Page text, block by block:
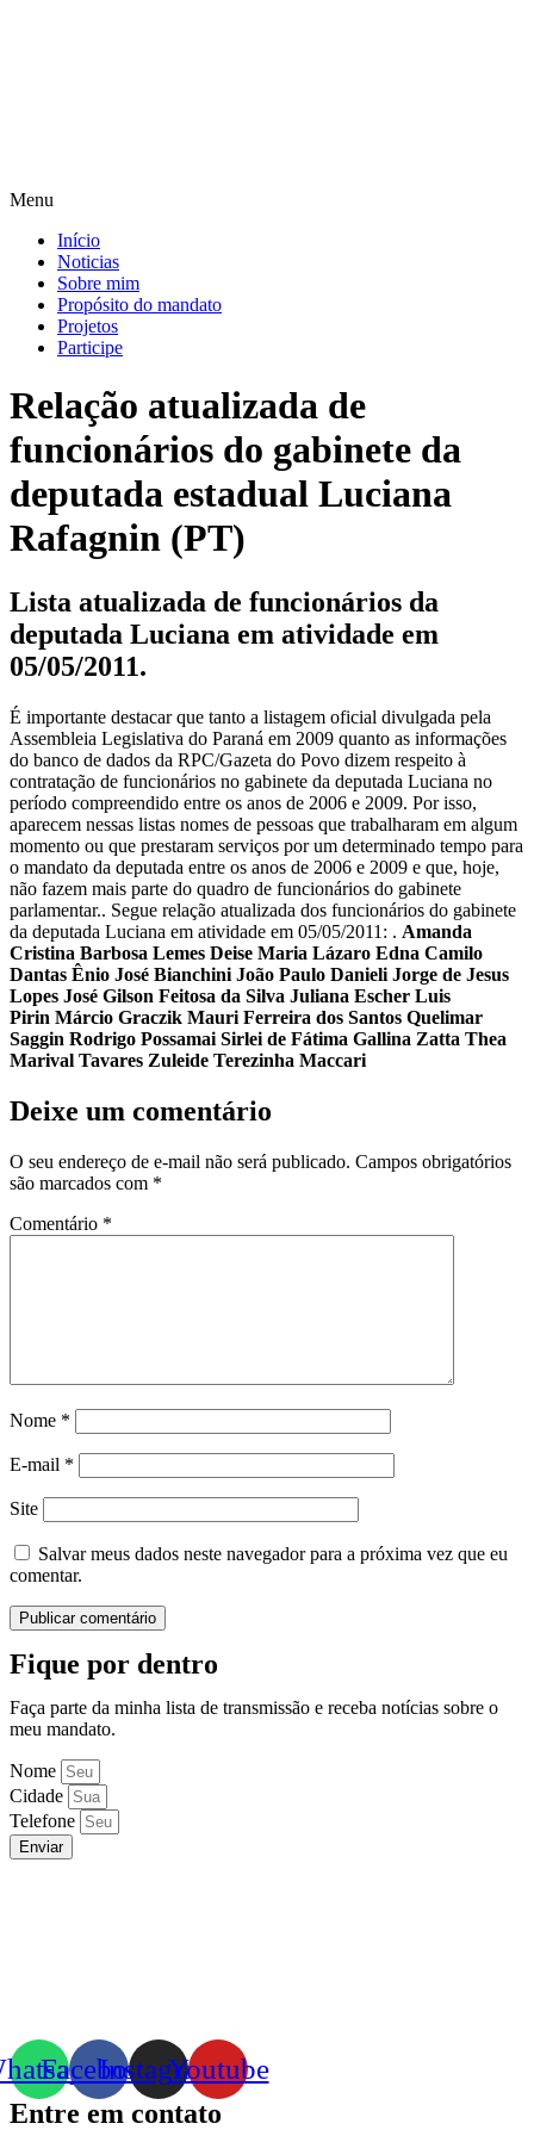
Menu
Início
Noticias
Sobre mim
Propósito do mandato
Projetos
Participe
Relação atualizada de
funcionários do gabinete da
deputada estadual Luciana
Rafagnin (PT)
Lista atualizada de funcionários da
deputada Luciana em atividade em
05/05/2011.
É importante destacar que tanto a listagem oficial divulgada pela
Assembleia Legislativa do Paraná em 2009 quanto as informações
do banco de dados da RPC/Gazeta do Povo dizem respeito à
contratação de funcionários no gabinete da deputada Luciana no
período compreendido entre os anos de 2006 e 2009. Por isso,
aparecem nessas listas nomes de pessoas que trabalharam em algum
momento ou que prestaram serviços por um determinado tempo para
o mandato da deputada entre os anos de 2006 e 2009 e que, hoje,
não fazem mais parte do quadro de funcionários do gabinete
parlamentar.. Segue relação atualizada dos funcionários do gabinete
da deputada Luciana em atividade em 05/05/2011: . Amanda
Cristina Barbosa Lemes Deise Maria Lázaro Edna Camilo
Dantas Ênio José Bianchini João Paulo Danieli Jorge de Jesus
Lopes José Gilson Feitosa da Silva Juliana Escher Luis
Pirin Márcio Graczik Mauri Ferreira dos Santos Quelimar
Saggin Rodrigo Possamai Sirlei de Fátima Gallina Zatta Thea
Marival Tavares Zuleide Terezinha Maccari
Deixe um comentário
O seu endereço de e-mail não será publicado. Campos obrigatórios
são marcados com *
Comentário *
Nome *
E-mail *
Site
Salvar meus dados neste navegador para a próxima vez que eu
comentar.
Fique por dentro
Faça parte da minha lista de transmissão e receba notícias sobre o
meu mandato.
Nome
Cidade
Telefone
Enviar
FacebookInstagramYoutube
Entre em contato